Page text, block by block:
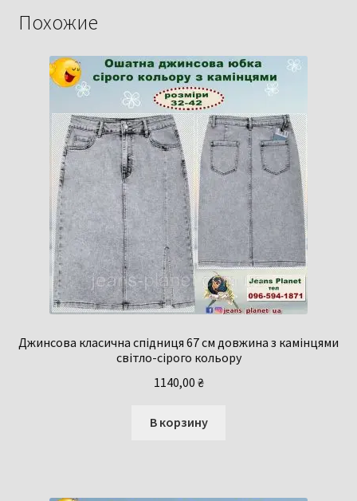
Похожие
Джинсова класична спідниця 67 см довжина з камінцями
світло-сірого кольору
1140,00 ₴
В корзину